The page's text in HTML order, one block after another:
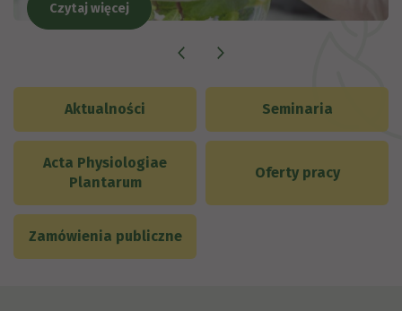
Czytaj więcej
Aktualności Seminaria
Acta Physiologiae
Plantarum
Oferty pracy
Zamówienia publiczne